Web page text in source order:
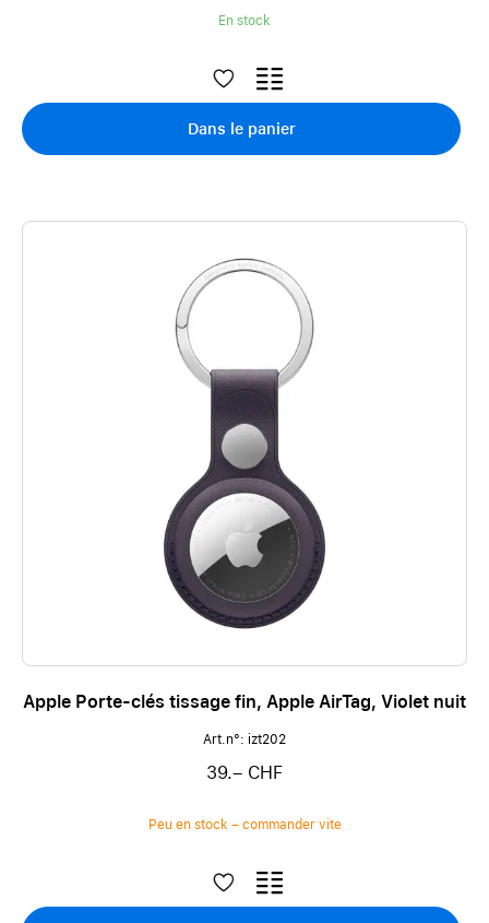
En stock
Dans le panier
Apple Porte-clés tissage fin, Apple AirTag, Violet nuit
Art.n°: izt202
39.– CHF
Peu en stock – commander vite